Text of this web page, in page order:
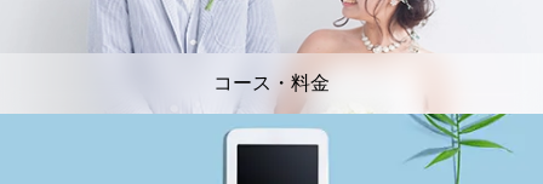
コース・料金